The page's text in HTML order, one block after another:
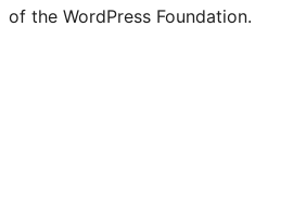
of the WordPress Foundation.